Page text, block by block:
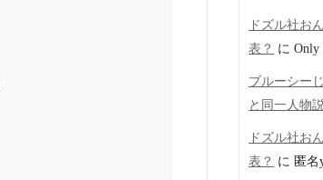
ドズル社お
表？ にOnly
ブルーシー
と同一人物
ドズル社お
表？ に 匿名